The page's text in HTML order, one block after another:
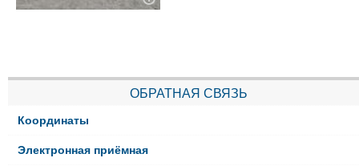
ОБРАТНАЯ СВЯЗЬ
Координаты
Электронная приёмная